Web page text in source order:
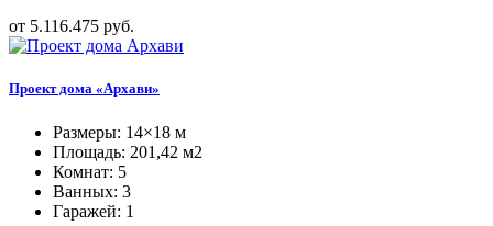
от 5.116.475 руб.
Проект дома «Архави»
Размеры: 14×18 м
Площадь: 201,42 м2
Комнат: 5
Ванных: 3
Гаражей: 1